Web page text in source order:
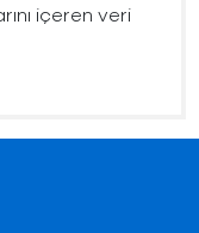
içeren veri